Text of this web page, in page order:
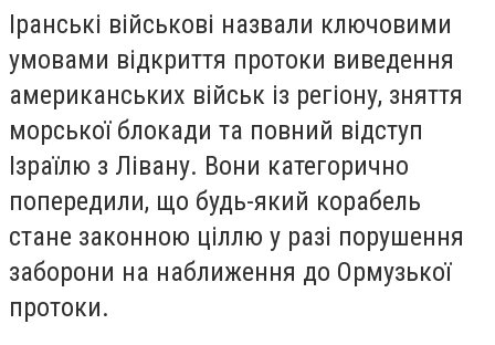
Іранські військові назвали ключовими
умовами відкриття протоки виведення
американських військ із регіону, зняття
морської блокади та повний відступ
Ізраїлю з Лівану. Вони категорично
попередили, що будь-який корабель
стане законною ціллю у разі порушення
заборони на наближення до Ормузької
протоки.